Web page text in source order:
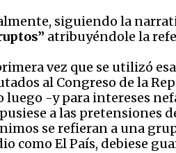
siguiendo la
atribuyéndole la
vez que se utilizó
al Congreso de la
luego -y para intereses
a las pretensiones
se refieran a una
como El País, debiese